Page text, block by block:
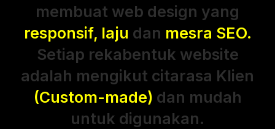
membuat web design yang
responsif, laju dan mesra SEO.
Setiap rekabentuk website
adalah mengikut citarasa Klien
(Custom-made) dan mudah
untuk digunakan.